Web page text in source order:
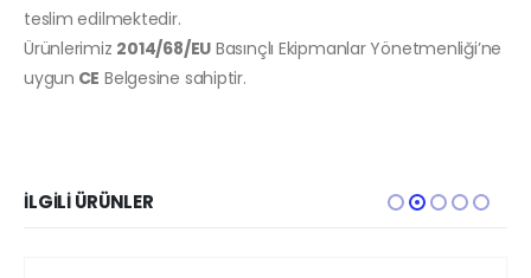
teslim edilmektedir.
Ürünlerimiz 2014/68/EU Basınçlı Ekipmanlar Yönetmenliği’ne
uygun CE Belgesine sahiptir.
İLGILI ÜRÜNLER